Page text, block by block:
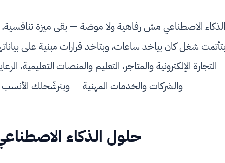
الذكاء الاصطناعي مش رفاهية ولا موضة — بقى ميزة تنافسية.
التجارة الإلكترونية والمتاجر، التعليم والمنصات التعليمية،
والشركات والخدمات المهنية — وبنرشّحلك
حلول الذكاء